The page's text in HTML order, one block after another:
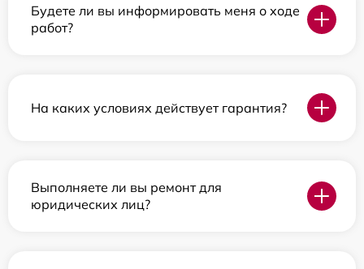
Будете ли вы информировать меня о ходе
работ?
На каких условиях действует гарантия?
Выполняете ли вы ремонт для
юридических лиц?